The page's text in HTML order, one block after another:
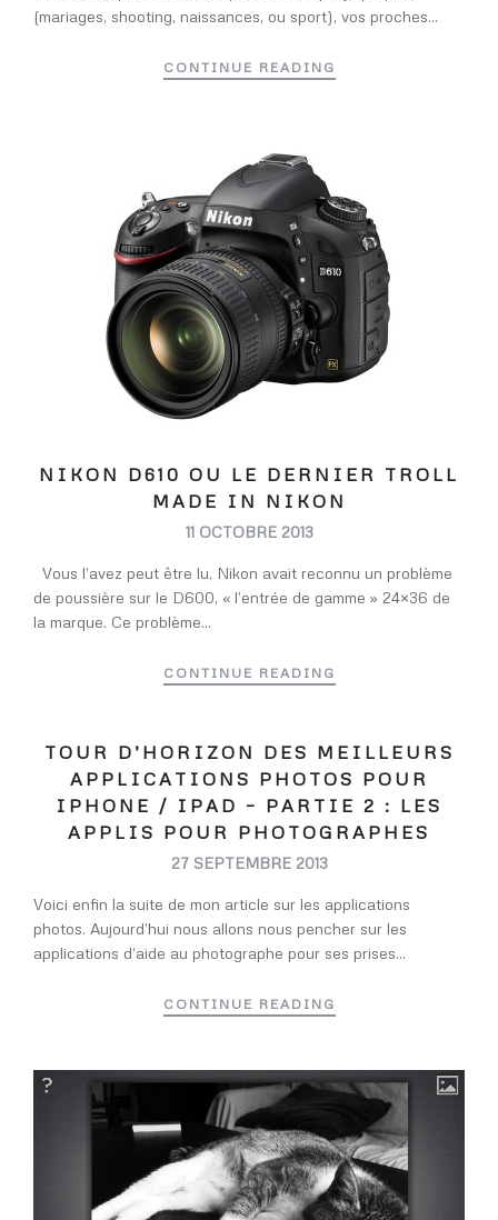
(mariages, shooting, naissances, ou sport), vos proches...
CONTINUE READING
NIKON D610 OU LE DERNIER TROLL
MADE IN NIKON
11 OCTOBRE 2013
Vous l’avez peut être lu, Nikon avait reconnu un problème
de poussière sur le D600, « l’entrée de gamme » 24×36 de
la marque. Ce problème...
CONTINUE READING
TOUR D’HORIZON DES MEILLEURS
APPLICATIONS PHOTOS POUR
IPHONE / IPAD – PARTIE 2 : LES
APPLIS POUR PHOTOGRAPHES
27 SEPTEMBRE 2013
Voici enfin la suite de mon article sur les applications
photos. Aujourd’hui nous allons nous pencher sur les
applications d’aide au photographe pour ses prises...
CONTINUE READING